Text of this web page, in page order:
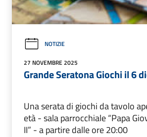
NOTIZIE
27 NOVEMBRE 2025
Grande Seratona Giochi il 6
Una serata di giochi da tavolo
età - sala parrocchiale “Papa
II” - a partire dalle ore 20:00